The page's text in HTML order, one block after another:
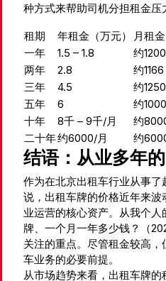
种方式来帮助司机分担租金压
租期 年租金（万元）
月租金
一年
1.5 – 1.8
约
两年
2.8
约1166
三年
4.5
约1250
五年
6
约1000
十年
8千 – 9千/月
约
二十年约6000/月 约
结语：从业多年
作为在北京出租车行业从事
说，出租车牌的价格近年来
业运营的核心资产。从我个
牌、一个月一年多少钱？（
关注的重点。尽管租金较高
车业务的必要前提。
从市场趋势来看，出租车牌